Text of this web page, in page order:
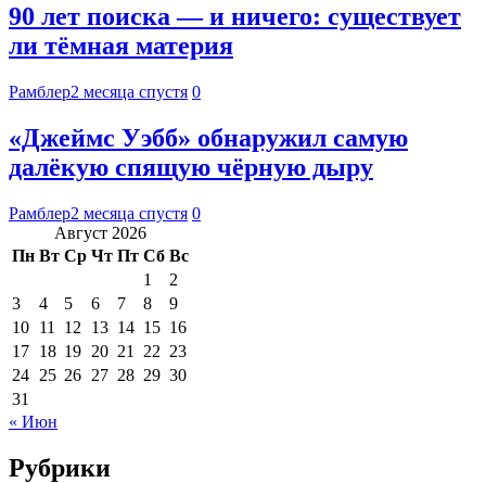
90 лет поиска — и ничего: существует
ли тёмная материя
Рамблер2 месяца спустя 0
«Джеймс Уэбб» обнаружил самую
далёкую спящую чёрную дыру
Рамблер2 месяца спустя 0
Август 2026
Пн Вт Ср Чт Пт Сб Вс
1
2
3
4 5 6 7 8
9
10 11 12 13 14 15 16
17 18 19 20 21 22 23
24 25 26 27 28 29 30
31
« Июн
Рубрики